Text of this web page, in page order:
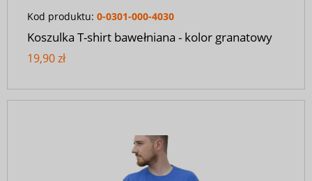
Kod produktu: 0-0301-000-4030
Koszulka T-shirt bawełniana - kolor granatowy
19,90 zł